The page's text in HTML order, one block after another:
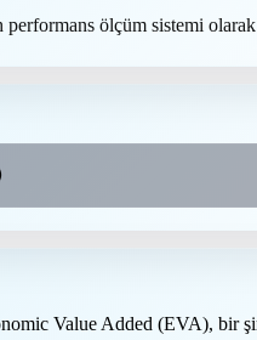
ölçüm sistemi olarak
Value Added (EVA), bir